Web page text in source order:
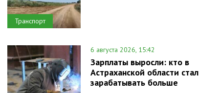
Транспорт
6 августа 2026, 15:42
Зарплаты выросли: кто в
Астраханской области стал
зарабатывать больше